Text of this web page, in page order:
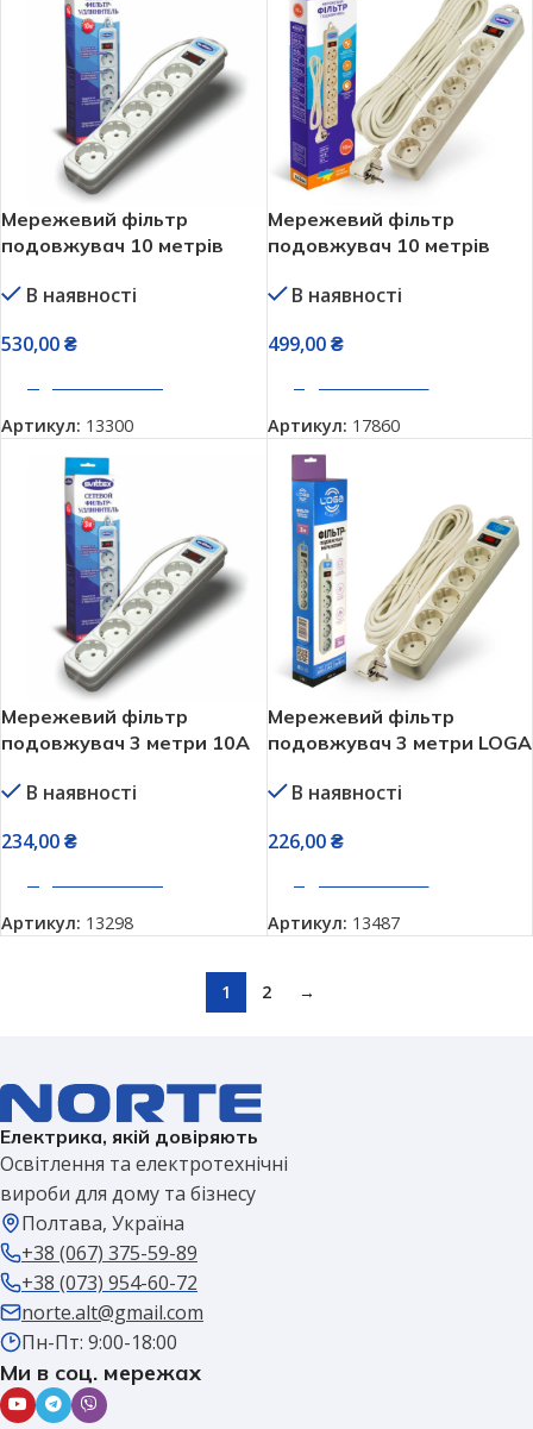
Мережевий фільтр
подовжувач 10 метрів
В наявності
530,00₴
Артикул: 13300
Мережевий фільтр
подовжувач 10 метрів
В наявності
499,00₴
Артикул: 17860
Мережевий фільтр
подовжувач 3 метри 10А
В наявності
234,00₴
Артикул: 13298
Мережевий фільтр
подовжувач 3 метри LOGA
В наявності
226,00₴
Артикул: 13487
1 2 →
Електрика, якій довіряють
Освітлення та електротехнічні
вироби для дому та бізнесу
Полтава, Україна
+38 (067) 375-59-89
+38 (073) 954-60-72
norte.alt@gmail.com
Пн-Пт: 9:00-18:00
Ми в соц. мережах